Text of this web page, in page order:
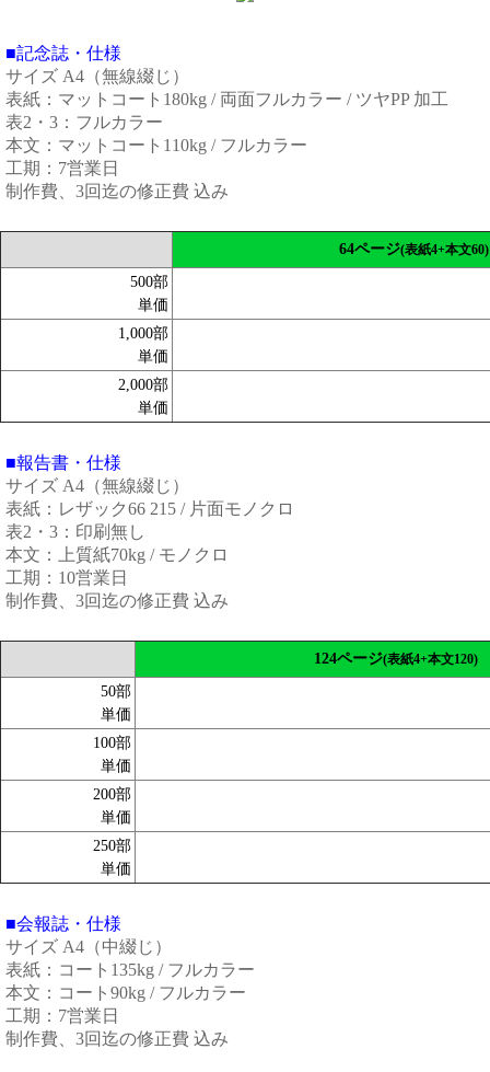
■記念誌・仕様
サイズ A4（無線綴じ）
表紙：マットコート180kg / 両面フルカラー / ツヤPP 加工
表2・3：フルカラー
本文：マットコート110kg / フルカラー
工期：7営業日
制作費、3回迄の修正費 込み
64ページ(表紙4+本文60)
500部
単価
1,000部
単価
2,000部
単価
■報告書・仕様
サイズ A4（無線綴じ）
表紙：レザック66 215 / 片面モノクロ
表2・3：印刷無し
本文：上質紙70kg / モノクロ
工期：10営業日
制作費、3回迄の修正費 込み
124ページ(表紙4+本文120)
50部
単価
100部
単価
200部
単価
250部
単価
■会報誌・仕様
サイズ A4（中綴じ）
表紙：コート135kg / フルカラー
本文：コート90kg / フルカラー
工期：7営業日
制作費、3回迄の修正費 込み